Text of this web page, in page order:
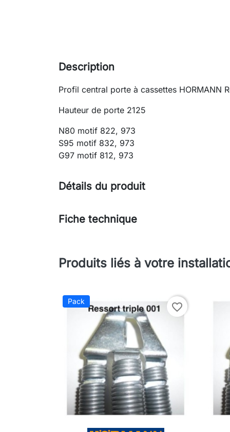
Description
Profil central porte à cassettes HORMANN
Hauteur de porte 2125
N80 motif 822, 973
S95 motif 832, 973
G97 motif 812, 973
Détails du produit
Fiche technique
Produits liés à votre
Pack favorite_border